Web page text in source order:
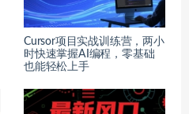
Cursor项目实战训练营，两小
时快速掌握AI编程，零基础
也能轻松上手